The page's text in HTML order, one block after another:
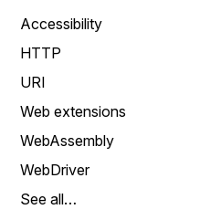
Accessibility
HTTP
URI
Web extensions
WebAssembly
WebDriver
See all…